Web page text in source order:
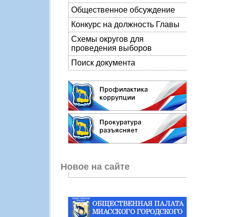
Общественное обсуждение
Конкурс на должность Главы
Схемы округов для
проведения выборов
Поиск документа
Новое на сайте